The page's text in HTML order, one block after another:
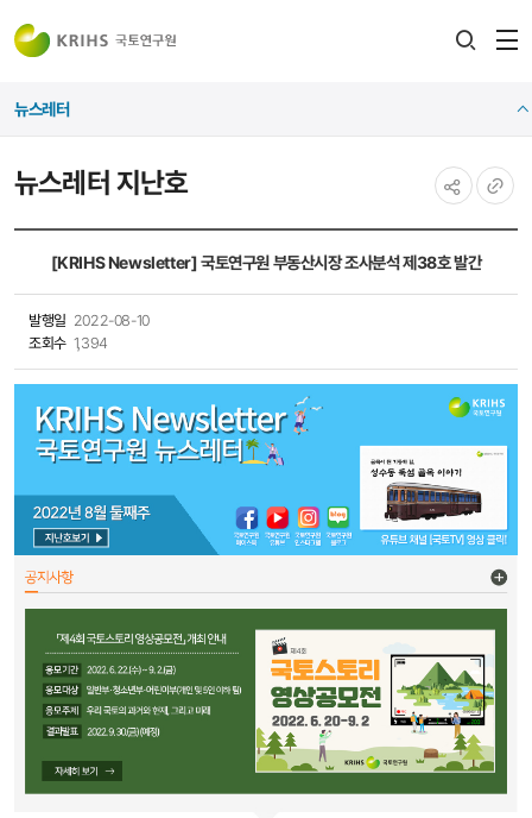
뉴스레터 지난호
뉴스레터
복사
[KRIHS Newsletter] 국토연구원 부동산시장 조사분석 제38호 발간
발행일 2022-08-10
조회수 1,394